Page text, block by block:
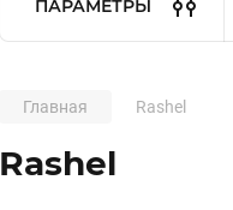
ПАРАМЕТРЫ
Главная Rashel
Rashel